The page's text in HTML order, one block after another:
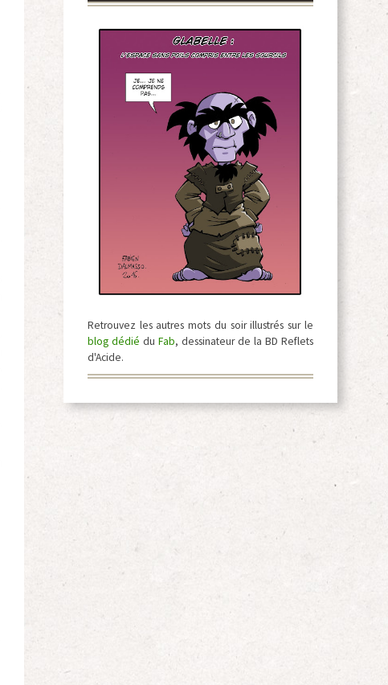
Retrouvez les autres mots du soir illustrés sur le
blog dédié du Fab, dessinateur de la BD Reflets
d'Acide.